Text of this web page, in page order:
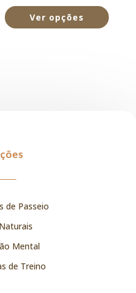
Ver opções
de Passeio
Mental
de Treino